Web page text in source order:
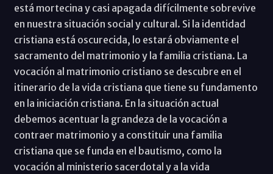
está mortecina y casi apagada difícilmente sobrevive
en nuestra situación social y cultural. Si la identidad
cristiana está oscurecida, lo estará obviamente el
sacramento del matrimonio y la familia cristiana. La
vocación al matrimonio cristiano se descubre en el
itinerario de la vida cristiana que tiene su fundamento
en la iniciación cristiana. En la situación actual
debemos acentuar la grandeza de la vocación a
contraer matrimonio y a constituir una familia
cristiana que se funda en el bautismo, como la
vocación al ministerio sacerdotal y a la vida